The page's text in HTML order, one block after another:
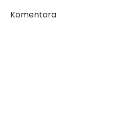
Komentara